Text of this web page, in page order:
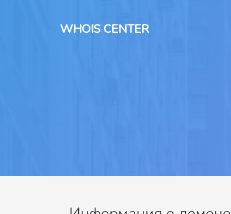
WHOIS CENTER